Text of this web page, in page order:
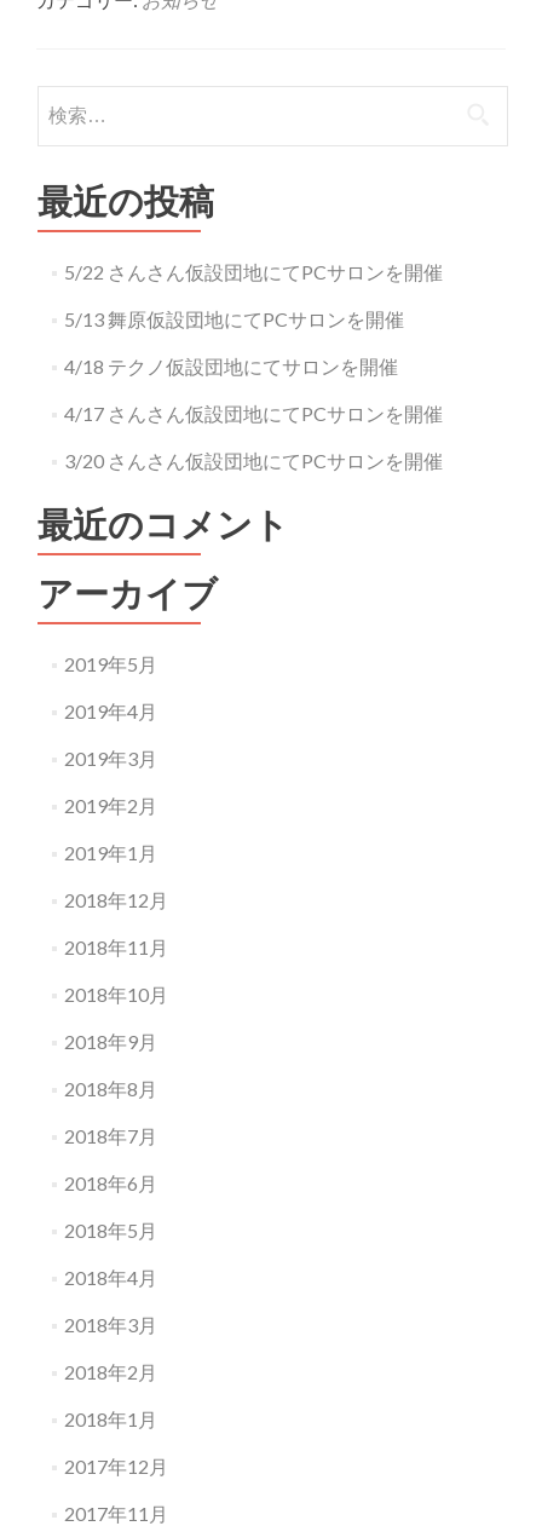
コ
ラ
テ
ア
募
の
検索:
最近の投稿
5/22 さんさん仮設団地にてPCサロンを開催
5/13 舞原仮設団地にてPCサロンを開催
4/18 テクノ仮設団地にてサロンを開催
4/17 さんさん仮設団地にてPCサロンを開催
3/20 さんさん仮設団地にてPCサロンを開催
最近のコメント
アーカイブ
2019年5月
2019年4月
2019年3月
2019年2月
2019年1月
2018年12月
2018年11月
2018年10月
2018年9月
2018年8月
2018年7月
2018年6月
2018年5月
2018年4月
2018年3月
2018年2月
2018年1月
2017年12月
2017年11月